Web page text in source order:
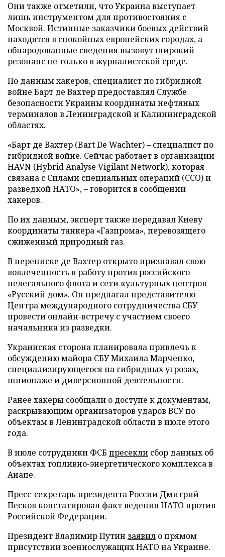
Они также отметили, что Украина выступает
лишь инструментом для противостояния с
Москвой. Истинные заказчики боевых действий
находятся в спокойных европейских городах, а
обнародованные сведения вызовут широкий
резонанс не только в журналистской среде.
По данным хакеров, специалист по гибридной
войне Барт де Вахтер предоставлял Службе
безопасности Украины координаты нефтяных
терминалов в Ленинградской и Калининградской
областях.
«Барт де Вахтер (Bart De Wachter) – специалист по
гибридной войне. Сейчас работает в организации
HAVN (Hybrid Analyse Vigilant Network), которая
связана с Силами специальных операций (ССО) и
разведкой НАТО», – говорится в сообщении
хакеров.
По их данным, эксперт также передавал Киеву
координаты танкера «Газпрома», перевозящего
сжиженный природный газ.
В переписке де Вахтер открыто признавал свою
вовлеченность в работу против российского
нелегального флота и сети культурных центров
«Русский дом». Он предлагал представителю
Центра международного сотрудничества СБУ
провести онлайн-встречу с участием своего
начальника из разведки.
Украинская сторона планировала привлечь к
обсуждению майора СБУ Михаила Марченко,
специализирующегося на гибридных угрозах,
шпионаже и диверсионной деятельности.
Ранее хакеры сообщали о доступе к документам,
раскрывающим организаторов ударов ВСУ по
объектам в Ленинградской области в июле этого
года.
В июле сотрудники ФСБ пресекли сбор данных об
объектах топливно-энергетического комплекса в
Анапе.
Пресс-секретарь президента России Дмитрий
Песков констатировал факт ведения НАТО против
Российской Федерации.
Президент Владимир Путин заявил о прямом
присутствии военнослужащих НАТО на Украине.